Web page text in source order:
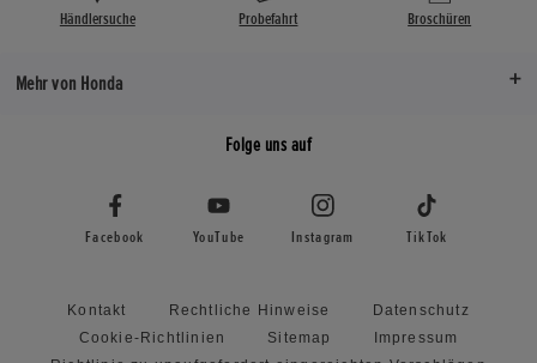
Händlersuche Probefahrt Broschüren
Mehr von Honda
Folge uns auf
Facebook YouTube Instagram TikTok
Kontakt Rechtliche Hinweise
Datenschutz
Cookie-Richtlinien
Sitemap
Impressum